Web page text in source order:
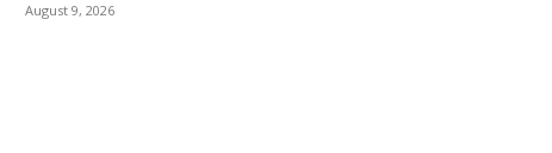
August 9, 2026